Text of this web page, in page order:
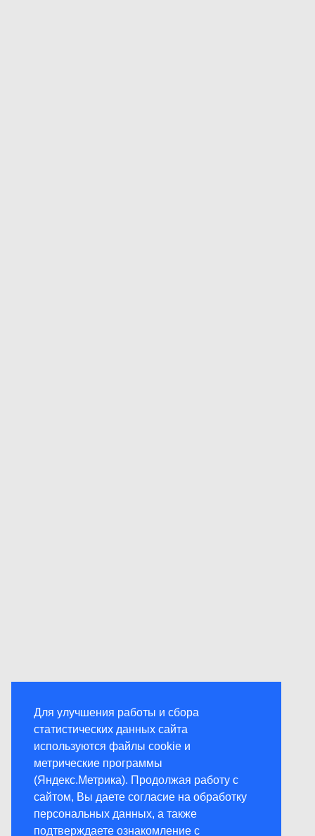
Для улучшения работы и сбора
статистических данных сайта
используются файлы cookie и
метрические программы
(Яндекс.Метрика). Продолжая работу с
сайтом, Вы даете согласие на обработку
персональных данных, а также
подтверждаете ознакомление с